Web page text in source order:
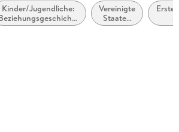
Kinder/Jugendliche:
- Romantik, Liebe
Vereinigte
Staaten
von
Erste